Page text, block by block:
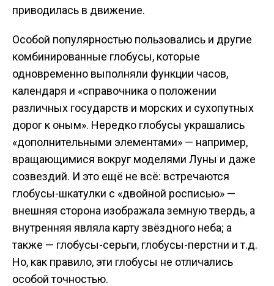
приводилась в движение.
Особой популярностью пользовались и другие
комбинированные глобусы, которые
одновременно выполняли функции часов,
календаря и «справочника о положении
различных государств и морских и сухопутных
дорог к оным». Нередко глобусы украшались
«дополнительными элементами» — например,
вращающимися вокруг моделями Луны и даже
созвездий. И это ещё не всё: встречаются
глобусы-шкатулки с «двойной росписью» —
внешняя сторона изображала земную твердь, а
внутренняя являла карту звёздного неба; а
также — глобусы-серьги, глобусы-перстни и т.д.
Но, как правило, эти глобусы не отличались
особой точностью.